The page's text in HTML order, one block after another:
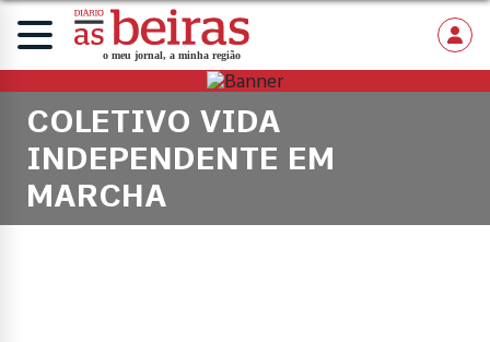
COLETIVO VIDA
INDEPENDENTE EM
MARCHA